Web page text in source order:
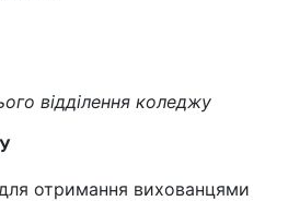
відділення коледжу
отримання вихованцями